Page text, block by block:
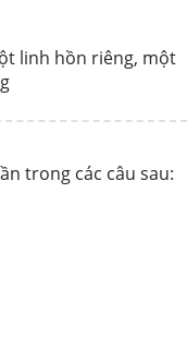
linh hồn riêng, một
trong các câu sau: